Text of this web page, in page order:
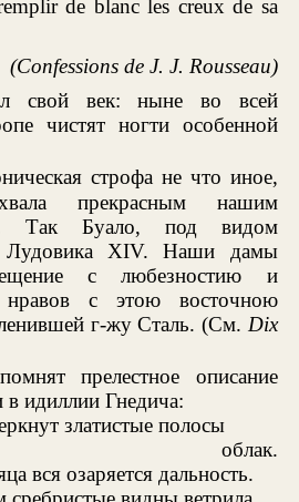
de blanc les creux de sa
(Confessions de J. J. Rousseau)
свой век: ныне во всей
чистят ногти особенной
строфа не что иное,
прекрасным нашим
Так Буало, под видом
Лудовика XIV. Наши дамы
с любезностию и
нравов с этою восточною
г-жу Сталь. (См. Dix
прелестное описание
в идиллии Гнедича:
златистые полосы
облак.
вся озаряется дальность.